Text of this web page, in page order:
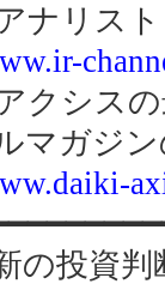
ナリス
クシス
マガジ
投資判